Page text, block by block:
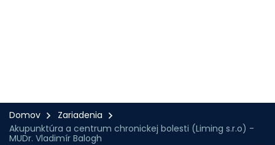
Domov
Zariadenia
Akupunktúra a centrum chronickej bolesti (Liming s.r.o) -
MUDr. Vladimír Balogh